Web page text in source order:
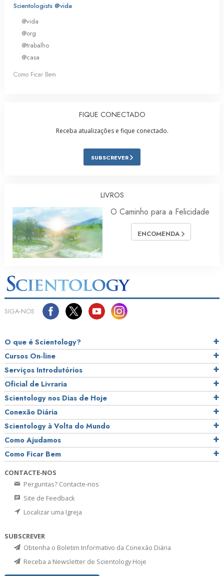
Scientologists @vida
@vida
@org
@trabalho
@casa
Como Ficar Bem
FIQUE CONECTADO
Receba atualizações e fique conectado.
SUBSCREVER
LIVROS
O Caminho para a Felicidade
ENCOMENDA
SIGA‑NOS
O que é Scientology?
Cursos On‑line
Serviços Introdutórios
Oficial de Livraria
Scientology nos Dias de Hoje
Conexão Diária
Scientology à Volta do Mundo
Como Ajudamos
Como Ficar Bem
CONTACTE‑NOS
Perguntas? Contacte‑nos
Site de Feedback
Localizar uma Igreja
SUBSCREVER
Obtenha o Boletim Informativo da Conexão Diária
Receba a Newsletter de Scientology Hoje